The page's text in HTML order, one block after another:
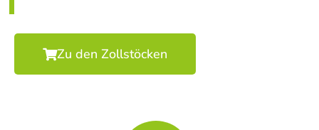
Zu den Zollstöcken